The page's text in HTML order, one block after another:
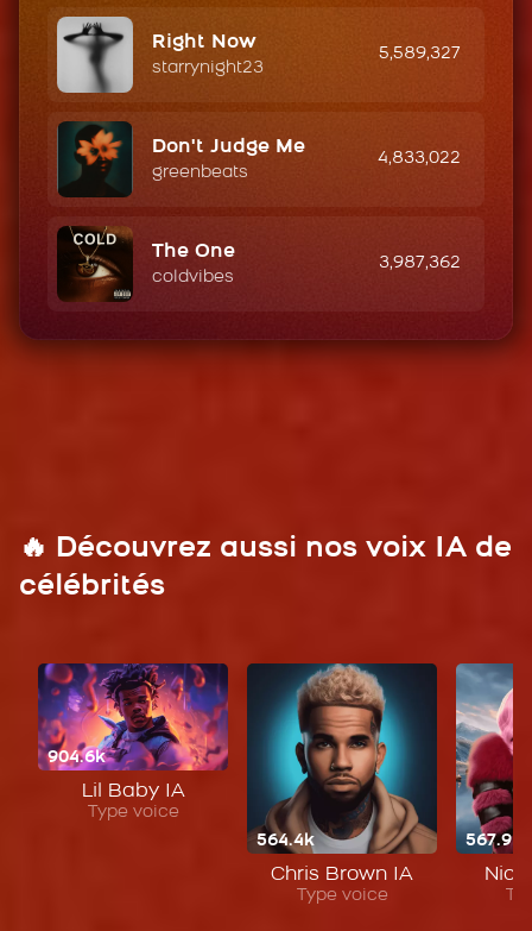
Right Now
starrynight23
5,589,327
Don't Judge Me
greenbeats
4,833,022
The One
coldvibes
3,987,362
🔥 Découvrez aussi nos voix IA de
célébrités
904.6k
Lil Baby IA
Type voice
564.4k
Chris Brown IA
Type voice
567.9k